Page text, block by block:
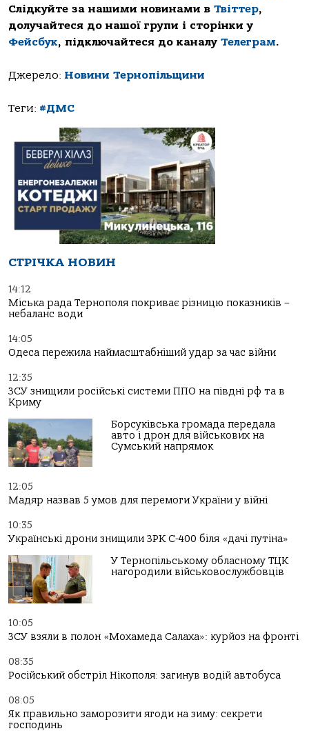
Слідкуйте за нашими новинами в Твіттер,
долучайтеся до нашої групи і сторінки у
Фейсбук, підключайтеся до каналу Телеграм.
Джерело: Новини Тернопільщини
Теги: #ДМС
СТРІЧКА НОВИН
14:12
Міська рада Тернополя покриває різницю показників –
небаланс води
14:05
Одеса пережила наймасштабніший удар за час війни
12:35
ЗСУ знищили російські системи ППО на півдні рф та в
Криму
Борсуківська громада передала
авто і дрон для військових на
Сумський напрямок
12:05
Мадяр назвав 5 умов для перемоги України у війні
10:35
Українські дрони знищили ЗРК С-400 біля «дачі путіна»
У Тернопільському обласному ТЦК
нагородили військовослужбовців
10:05
ЗСУ взяли в полон «Мохамеда Салаха»: курйоз на фронті
08:35
Російський обстріл Нікополя: загинув водій автобуса
08:05
Як правильно заморозити ягоди на зиму: секрети
господинь